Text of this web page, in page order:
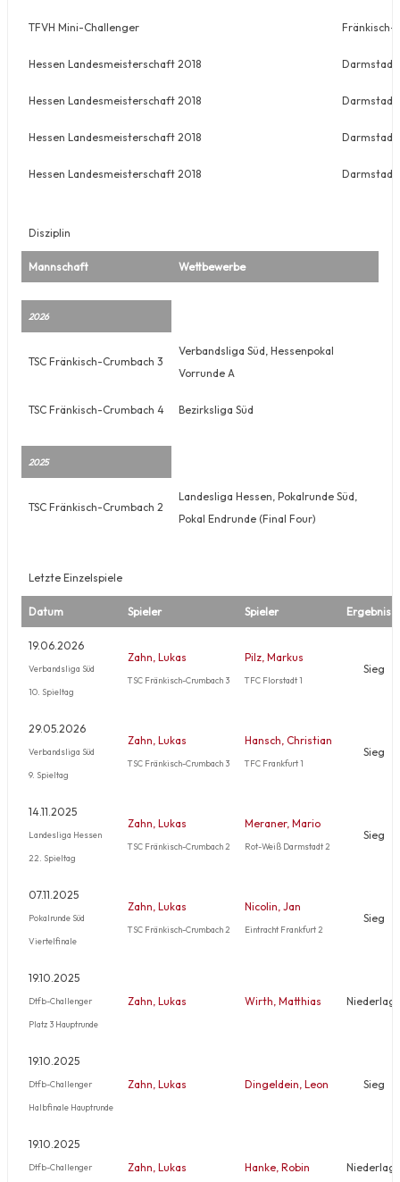
TFVH Mini-Challenger Fränkisch-
Hessen Landesmeisterschaft 2018 Darmstadt
Hessen Landesmeisterschaft 2018 Darmstadt
Hessen Landesmeisterschaft 2018 Darmstadt
Hessen Landesmeisterschaft 2018 Darmstadt
Disziplin
Mannschaft Wettbewerbe
2026
TSC Fränkisch-Crumbach 3
Verbandsliga Süd, Hessenpokal
Vorrunde A
TSC Fränkisch-Crumbach 4 Bezirksliga Süd
2025
TSC Fränkisch-Crumbach 2
Landesliga Hessen, Pokalrunde Süd,
Pokal Endrunde (Final Four)
Letzte Einzelspiele
Datum Spieler Spieler Ergebnis
19.06.2026
Verbandsliga Süd
10. Spieltag
Zahn, Lukas
TSC Fränkisch-Crumbach 3
Pilz, Markus
TFC Florstadt 1
Sieg
29.05.2026
Verbandsliga Süd
9. Spieltag
Zahn, Lukas
TSC Fränkisch-Crumbach 3
Hansch, Christian
TFC Frankfurt 1
Sieg
14.11.2025
Landesliga Hessen
22. Spieltag
Zahn, Lukas
TSC Fränkisch-Crumbach 2
Meraner, Mario
Rot-Weiß Darmstadt 2
Sieg
07.11.2025
Pokalrunde Süd
Viertelfinale
Zahn, Lukas
TSC Fränkisch-Crumbach 2
Nicolin, Jan
Eintracht Frankfurt 2
Sieg
19.10.2025
Dtfb-Challenger
Platz 3 Hauptrunde
Zahn, Lukas Wirth, Matthias
19.10.2025
Dtfb-Challenger
Halbfinale Hauptrunde
Zahn, Lukas Dingeldein, Leon Sieg
19.10.2025
Dtfb-Challenger Zahn, Lukas Hanke, Robin